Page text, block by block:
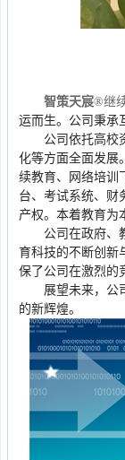
智策天宸®继
运而生。公司秉承
公司依托高校资
化等方面全面发展
续教育、网络培训
台、考试系统、财
产权。本着教育为
公司在政府、
育科技的不断创新
保了公司在激烈的
展望未来，公司
的新辉煌。